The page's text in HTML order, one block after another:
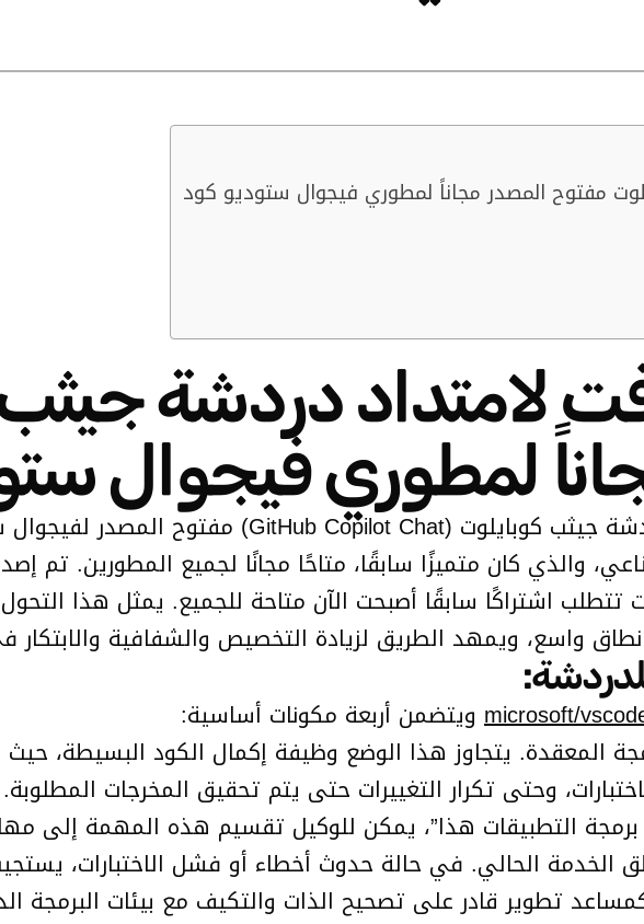
مفتوح المصدر مجاناً لمطوري فيجوال ستوديو كود
لامتداد دردشة جيثب
لمطوري فيجوال
تتطلب اشتراكًا سابقًا أصبحت الآن متاحة للجميع. يمثل هذا
واسع، ويمهد الطريق لزيادة التخصيص والشفافية والابتكار
microsoft/ ويتضمن أربعة مكونات أساسية:
المعقدة. يتجاوز هذا الوضع وظيفة إكمال الكود البسيطة،
وحتى تكرار التغييرات حتى يتم تحقيق المخرجات
التطبيقات هذا”، يمكن للوكيل تقسيم هذه المهمة إلى
الحالي. في حالة حدوث أخطاء أو فشل الاختبارات،
تطوير قادر على تصحيح الذات والتكيف مع بيئات البرمجة